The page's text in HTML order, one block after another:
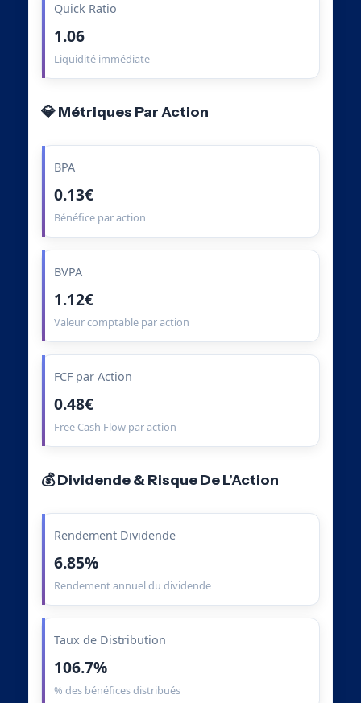
Quick Ratio
1.06
Liquidité immédiate
💎 Métriques Par Action
BPA
0.13€
Bénéfice par action
BVPA
1.12€
Valeur comptable par action
FCF par Action
0.48€
Free Cash Flow par action
💰 Dividende & Risque De L’Action
Rendement Dividende
6.85%
Rendement annuel du dividende
Taux de Distribution
106.7%
% des bénéfices distribués